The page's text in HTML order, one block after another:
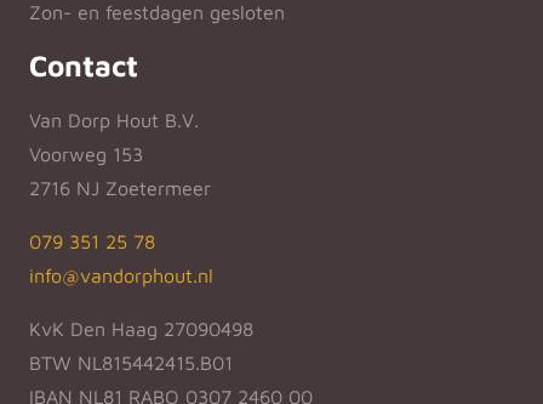
Zon- en feestdagen gesloten
Contact
Van Dorp Hout B.V.
Voorweg 153
2716 NJ Zoetermeer
079 351 25 78
info@vandorphout.nl
KvK Den Haag 27090498
BTW NL815442415.B01
IBAN NL81 RABO 0307 2460 00